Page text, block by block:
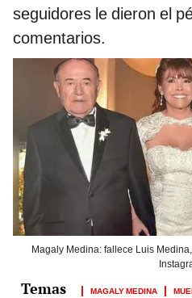
seguidores le dieron el
comentarios.
Magaly Medina: fallece Luis
MAGALY MEDINA